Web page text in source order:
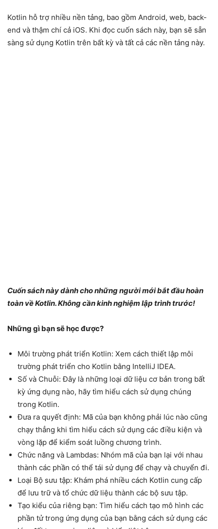
Kotlin hỗ trợ nhiều nền tảng, bao gồm Android, web, back-
end và thậm chí cả iOS. Khi đọc cuốn sách này, bạn sẽ sẵn
sàng sử dụng Kotlin trên bất kỳ và tất cả các nền tảng này.
Cuốn sách này dành cho những người mới bắt đầu hoàn
toàn về Kotlin. Không cần kinh nghiệm lập trình trước!
Những gì bạn sẽ học được?
Môi trường phát triển Kotlin: Xem cách thiết lập môi
trường phát triển cho Kotlin bằng IntelliJ IDEA.
Số và Chuỗi: Đây là những loại dữ liệu cơ bản trong bất
kỳ ứng dụng nào, hãy tìm hiểu cách sử dụng chúng
trong Kotlin.
Đưa ra quyết định: Mã của bạn không phải lúc nào cũng
chạy thẳng khi tìm hiểu cách sử dụng các điều kiện và
vòng lặp để kiểm soát luồng chương trình.
Chức năng và Lambdas: Nhóm mã của bạn lại với nhau
thành các phần có thể tái sử dụng để chạy và chuyển đi.
Loại Bộ sưu tập: Khám phá nhiều cách Kotlin cung cấp
để lưu trữ và tổ chức dữ liệu thành các bộ sưu tập.
Tạo kiểu của riêng bạn: Tìm hiểu cách tạo mô hình các
phần tử trong ứng dụng của bạn bằng cách sử dụng các